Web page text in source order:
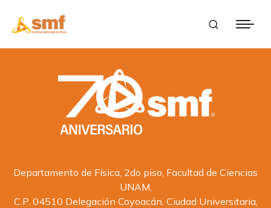
Departamento de Física, 2do piso, Facultad de Ciencias
UNAM,
C.P. 04510 Delegación Coyoacán, Ciudad Universitaria,